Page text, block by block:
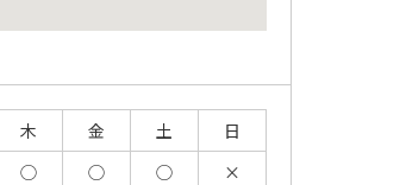
木 金 土
日
◯ ◯ ◯
×